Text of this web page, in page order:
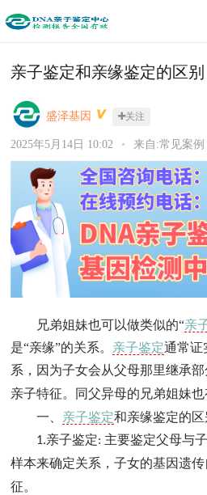
亲子鉴定和亲缘鉴定的区别
盛泽基因 关注
2025年5月14日 10:02 • 来自:常见案例
兄弟姐妹也可以做类似的“亲
是“亲缘”的关系。 亲子鉴定通常证
系，因为子女会从父母那里继承部
亲子特征。同父异母的兄弟姐妹
一、 亲子鉴定和亲缘鉴定的区
1.亲子鉴定: 主要鉴定父母与
样本来确定关系，子女的基因遗传
征。